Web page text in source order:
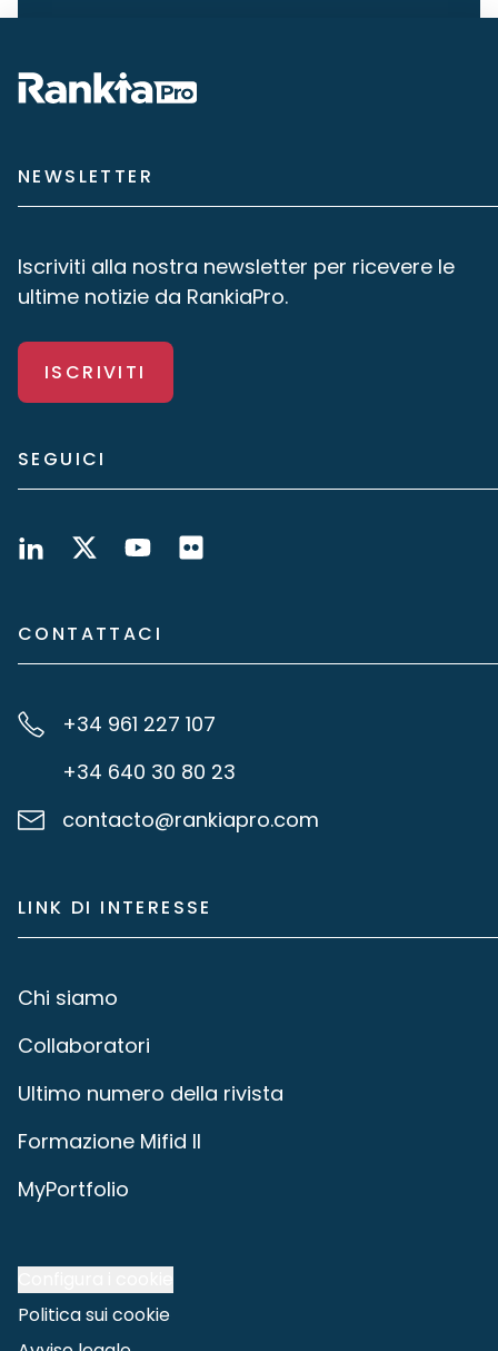
NEWSLETTER
Iscriviti alla nostra newsletter per ricevere le
ultime notizie da RankiaPro.
ISCRIVITI
SEGUICI
CONTATTACI
+34 961 227 107
+34 640 30 80 23
contacto@rankiapro.com
LINK DI INTERESSE
Chi siamo
Collaboratori
Ultimo numero della rivista
Formazione Mifid II
MyPortfolio
Politica sui cookie